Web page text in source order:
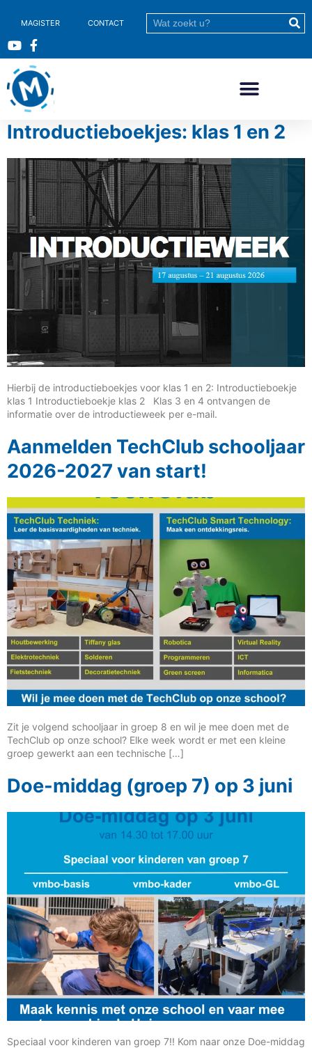
MAGISTER CONTACT
Introductieboekjes: klas 1 en 2
Hierbij de introductieboekjes voor klas 1 en 2: Introductieboekje
klas 1 Introductieboekje klas 2 Klas 3 en 4 ontvangen de
informatie over de introductieweek per e-mail.
Aanmelden TechClub schooljaar
2026-2027 van start!
Zit je volgend schooljaar in groep 8 en wil je mee doen met de
TechClub op onze school? Elke week wordt er met een kleine
groep gewerkt aan een technische […]
Doe-middag (groep 7) op 3 juni
Speciaal voor kinderen van groep 7!! Kom naar onze Doe-middag